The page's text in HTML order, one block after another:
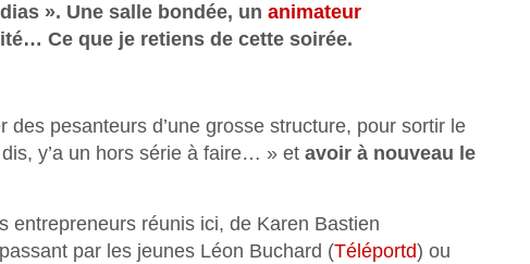
». Une salle bondée, un animateur
Ce que je retiens de cette soirée.
pesanteurs d’une grosse structure, pour sortir le
y’a un hors série à faire… » et avoir à nouveau le
entrepreneurs réunis ici, de Karen Bastien
par les jeunes Léon Buchard (Téléportd) ou